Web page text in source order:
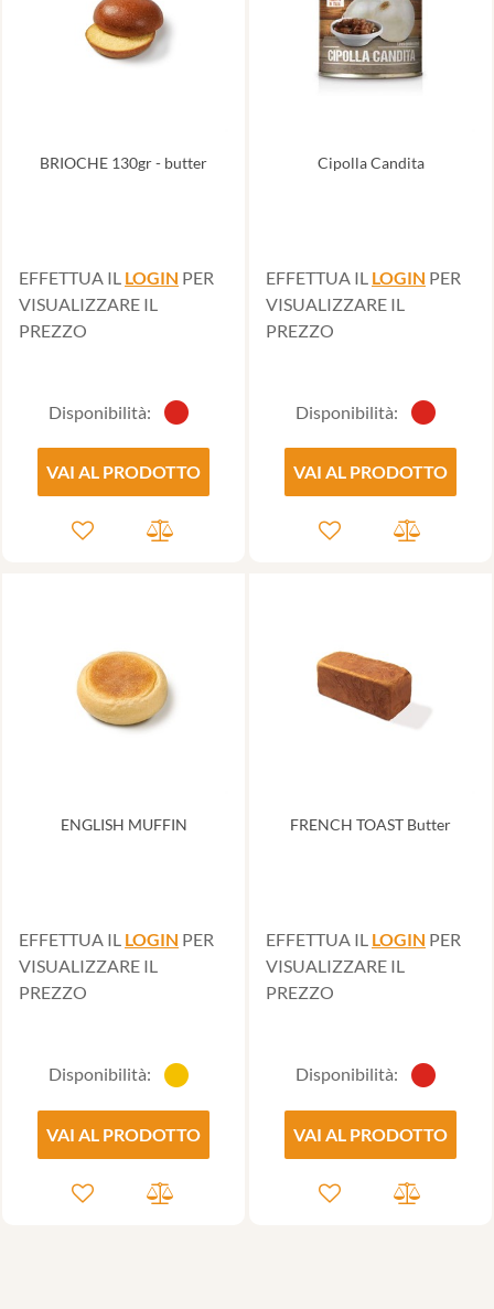
BRIOCHE 130gr - butter
EFFETTUA IL LOGIN PER
VISUALIZZARE IL
PREZZO
Disponibilità:
VAI AL PRODOTTO
Cipolla Candita
EFFETTUA IL LOGIN PER
VISUALIZZARE IL
PREZZO
Disponibilità:
VAI AL PRODOTTO
ENGLISH MUFFIN
EFFETTUA IL LOGIN PER
VISUALIZZARE IL
PREZZO
Disponibilità:
VAI AL PRODOTTO
FRENCH TOAST Butter
EFFETTUA IL LOGIN PER
VISUALIZZARE IL
PREZZO
Disponibilità:
VAI AL PRODOTTO